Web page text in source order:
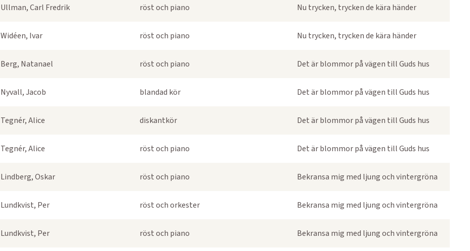
Ullman, Carl Fredrik röst och piano Nu trycken, trycken de kära händer
Widéen, Ivar röst och piano Nu trycken, trycken de kära händer
Berg, Natanael röst och piano Det är blommor på vägen till Guds hus
Nyvall, Jacob blandad kör Det är blommor på vägen till Guds hus
Tegnér, Alice diskantkör Det är blommor på vägen till Guds hus
Tegnér, Alice röst och piano Det är blommor på vägen till Guds hus
Lindberg, Oskar röst och piano Bekransa mig med ljung och vintergröna
Lundkvist, Per röst och orkester Bekransa mig med ljung och vintergröna
Lundkvist, Per röst och piano Bekransa mig med ljung och vintergröna